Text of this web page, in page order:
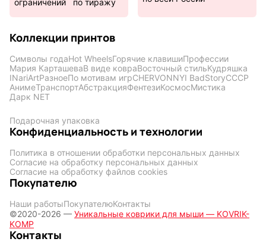
ограничений по тиражу
Коллекции принтов
Символы годаHot WheelsГорячие клавишиПрофессии
Мария КарташеваВ виде ковраВосточный стильКудряшка
INariArtРазноеПо мотивам игрCHERVONNYI BadStoryСССР
АнимеТранспортАбстракцияФентезиКосмосМистика
Дарк NET
Подарочная упаковка
Конфиденциальность и технологии
Политика в отношении обработки персональных данных
Согласие на обработку персональных данных
Согласие на обработку файлов cookies
Покупателю
Наши работыПокупателюКонтакты
©2020-2026 — Уникальные коврики для мыши — KOVRIK-
KOMP
Контакты